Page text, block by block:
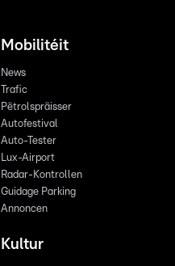
Mobilitéit
News
Trafic
Pëtrolspräisser
Autofestival
Auto-Tester
Lux-Airport
Radar-Kontrollen
Guidage Parking
Annoncen
Kultur